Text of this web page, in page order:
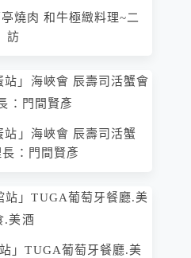
亭燒肉 和牛極緻料理~二
訪
站」海峽會 辰壽司活蟹
：門間賢彥
」TUGA葡萄牙餐廳.美